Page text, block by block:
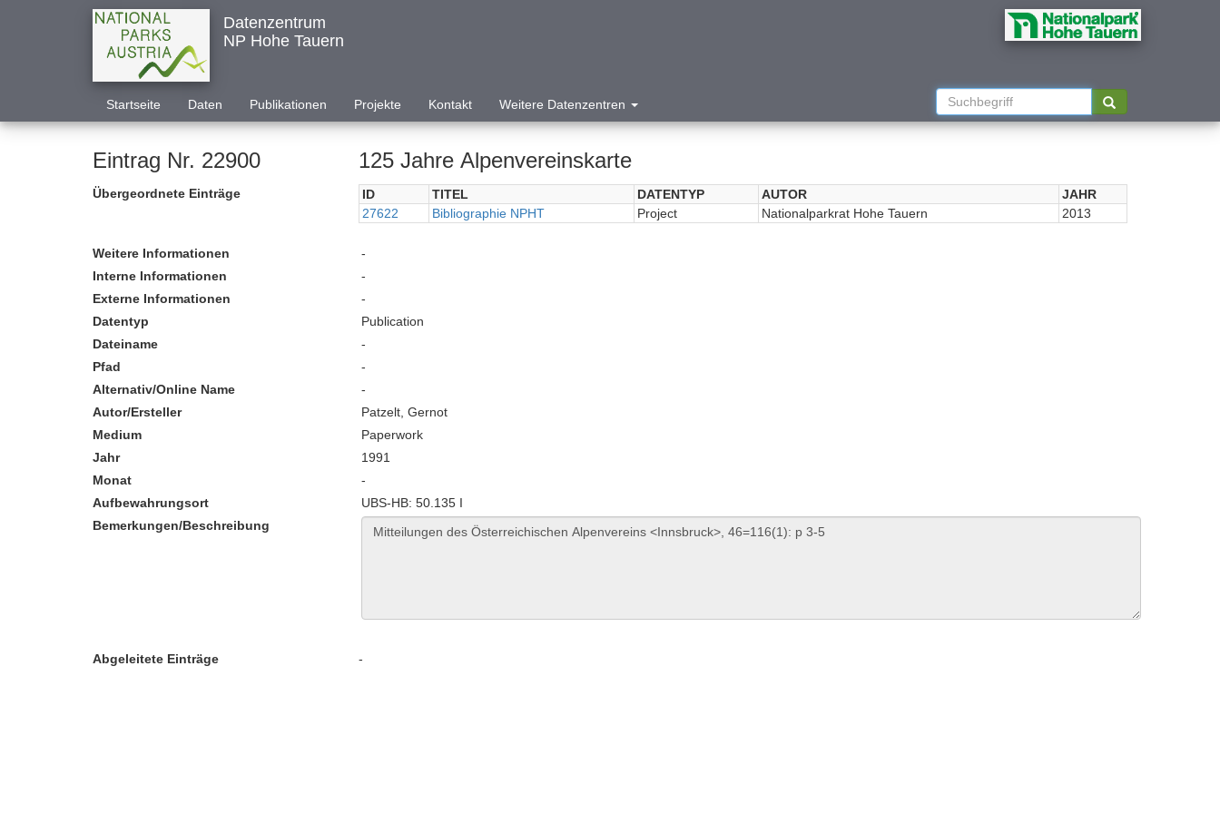
Datenzentrum
NP Hohe Tauern
Startseite Daten Publikationen Projekte Kontakt Weitere Datenzentren
Eintrag Nr. 22900 125 Jahre Alpenvereinskarte
Übergeordnete Einträge ID TITEL DATENTYP AUTOR
JAHR
27622
Bibliographie NPHT Project Nationalparkrat Hohe Tauern 2013
Weitere Informationen
-
Interne Informationen
-
Externe Informationen
-
Datentyp
Publication
Dateiname
-
Pfad
-
Alternativ/Online Name
-
Autor/Ersteller
Patzelt, Gernot
Medium
Paperwork
Jahr
1991
Monat
-
Aufbewahrungsort
UBS-HB: 50.135 I
Bemerkungen/Beschreibung
Abgeleitete Einträge -